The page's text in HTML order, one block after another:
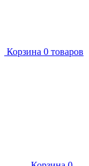
Корзина 0 товаров